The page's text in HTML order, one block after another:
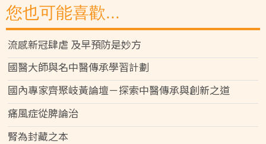
您也可能喜歡...
流感新冠肆虐 及早預防是妙方
國醫大師與名中醫傳承學習計劃
國內專家齊聚岐黃論壇－探索中醫傳承與創新之道
痛風症從脾論治
腎為封藏之本